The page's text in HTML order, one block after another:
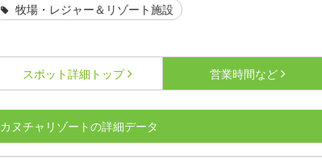
牧場・レジャー＆リゾート施設
スポット詳細 トップ 営業時間など
カヌチャリゾートの詳細データ